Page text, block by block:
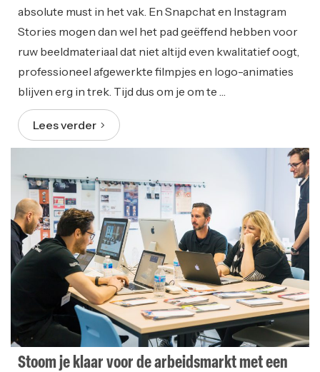
absolute must in het vak. En Snapchat en Instagram
Stories mogen dan wel het pad geëffend hebben voor
ruw beeldmateriaal dat niet altijd even kwalitatief oogt,
professioneel afgewerkte filmpjes en logo-animaties
blijven erg in trek. Tijd dus om je om te …
Lees verder
Stoom je klaar voor de arbeidsmarkt met een